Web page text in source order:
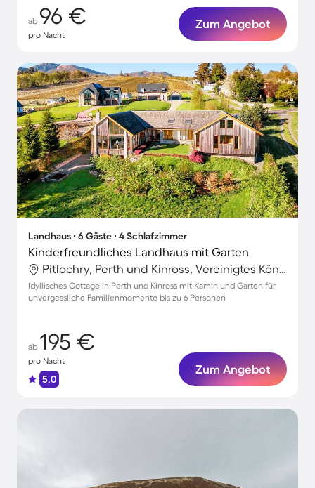
ab 96 €
pro Nacht
Zum Angebot
Landhaus ∙ 6 Gäste ∙ 4 Schlafzimmer
Kinderfreundliches Landhaus mit Garten
Pitlochry, Perth und Kinross, Vereinigtes Königreich
Idyllisches Cottage in Perth und Kinross mit Kamin und Garten für
unvergessliche Familienmomente bis zu 6 Personen
ab 195 €
pro Nacht
5.0
Zum Angebot